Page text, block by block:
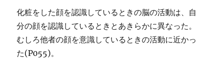
化粧をした顔を認識しているときの脳の活動は、自
分の顔を認識しているときとあきらかに異なった。
むしろ他者の顔を意識しているときの活動に近かっ
た(P055)。